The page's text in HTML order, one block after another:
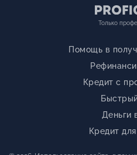
Только
Помощь в
Кредит с
Деньги
Кредит